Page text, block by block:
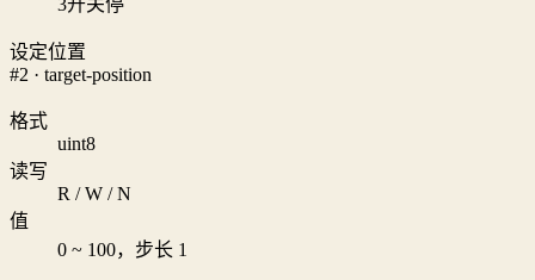
设定位置
#2 · target-position
格式
uint8
读写
R / W / N
值
0 ~ 100，步长 1